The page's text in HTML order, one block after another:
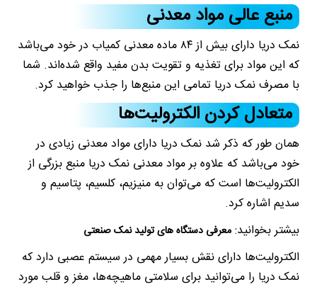
منبع عالی مواد معدنی
نمک دریا دارای بیش از ۸۴ ماده معدنی کمیاب در خود می‌باشد
که این مواد برای تغذیه و تقویت بدن مفید واقع شده‌اند. شما
با مصرف نمک دریا تمامی این منبع‌ها را جذب خواهید کرد.
متعادل کردن الکترولیت‌ها
همان طور که ذکر شد نمک دریا دارای مواد معدنی زیادی در
خود می‌باشد که علاوه بر مواد معدنی نمک دریا منبع بزرگی از
الکترولیت‌ها است که می‌توان به منیزیم، کلسیم، پتاسیم و
سدیم اشاره کرد.
بیشتر بخوانید: معرفی دستگاه های تولید نمک صنعتی
الکترولیت‌ها دارای نقش بسیار مهمی در سیستم عصبی دارد که
نمک دریا را می‌توانید برای سلامتی ماهیچه‌ها، مغز و قلب مورد